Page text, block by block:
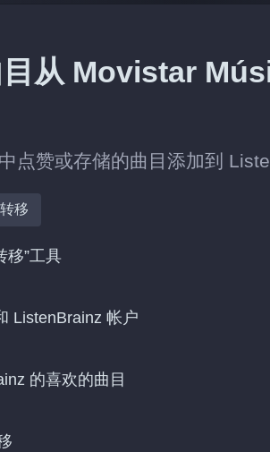
从 Movistar
点赞或存储的曲目添加到
转移
移”工具
ListenBrainz 帐户
的喜欢的曲目